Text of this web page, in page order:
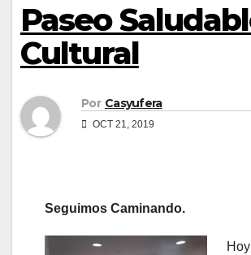
Paseo
Cultural
Por Casyufera
OCT 21, 2019
Seguimos Caminando.